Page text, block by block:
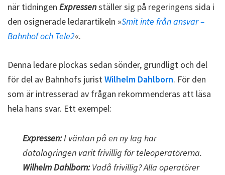
när tidningen Expressenställer sig på regeringens sida i
den osignerade ledarartikeln »Smit inte från ansvar –
Bahnhof och Tele2«.
Denna ledare plockas sedan sönder, grundligt och del
för del av Bahnhofs juristWilhelm Dahlborn. För den
som är intresserad av frågan rekommenderas att läsa
hela hans svar. Ett exempel:
Expressen:I väntan på en ny lag har
datalagringen varit frivillig för teleoperatörerna.
Wilhelm Dahlborn:Vadå frivillig? Alla operatörer